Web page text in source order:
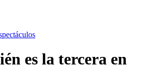
es la tercera en